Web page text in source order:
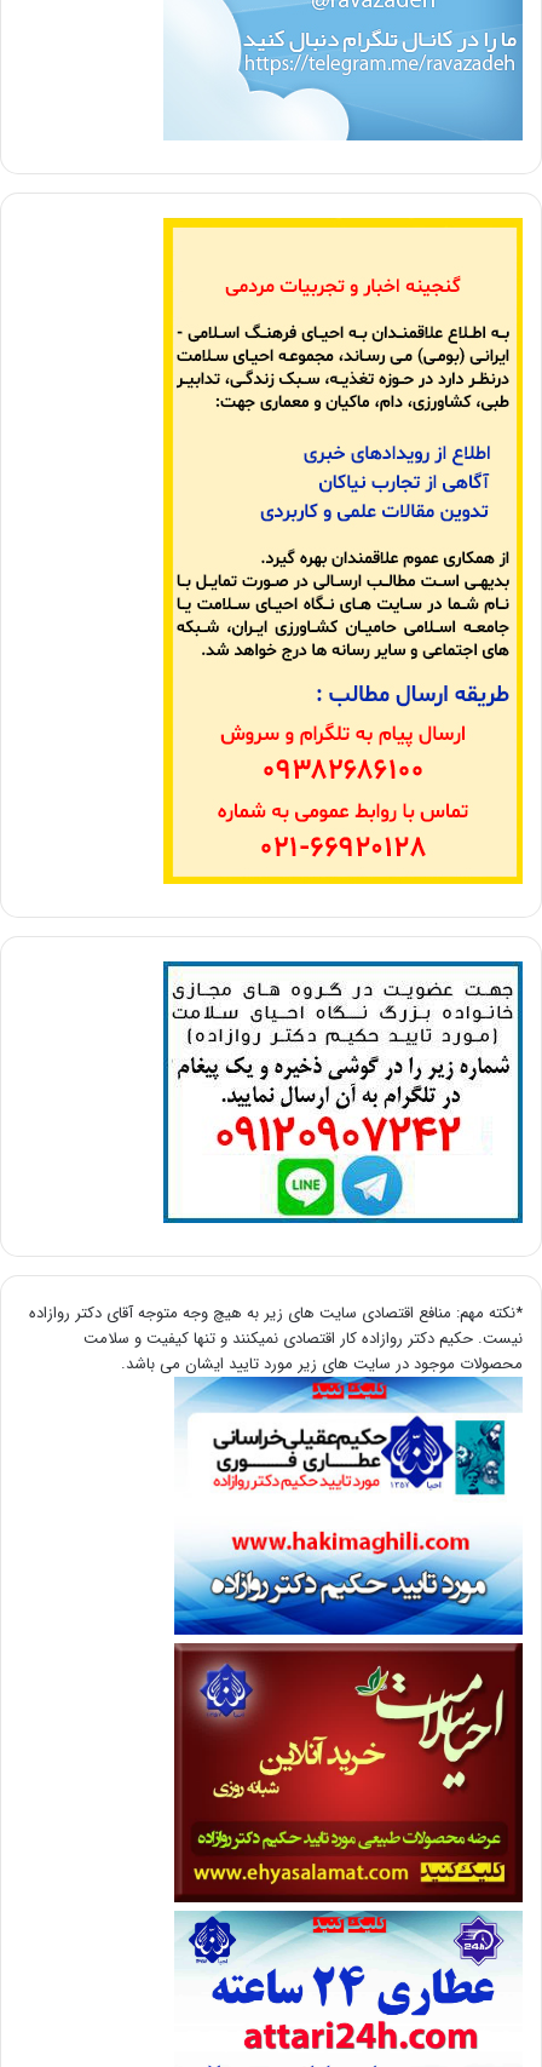
*نکته مهم: منافع اقتصادی سایت های زیر به هیچ وجه متوجه آقای دکتر روازاده
نیست. حکیم دکتر روازاده کار اقتصادی نمیکنند و تنها کیفیت و سلامت
محصولات موجود در سایت های زیر مورد تایید ایشان می باشد.